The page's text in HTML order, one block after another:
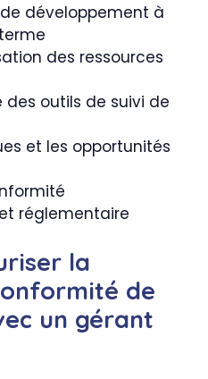
développement à
des ressources
des outils de suivi de
et les opportunités
réglementaire
la
de
un gérant